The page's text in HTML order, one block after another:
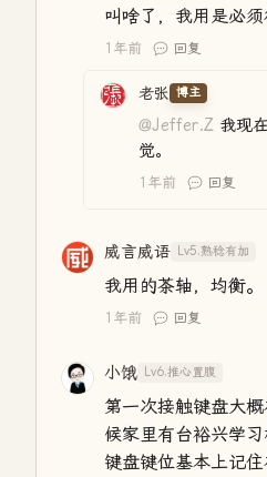
叫啥了，我用是必须
1年前 回复
老张 博主
@Jeffer.Z 我现
觉。
1年前 回复
威言威语 Lv5.熟稔有加
我用的茶轴，均衡。
1年前 回复
小饿 Lv6.推心置腹
第一次接触键盘大
候家里有台裕兴学习
键盘键位基本上记